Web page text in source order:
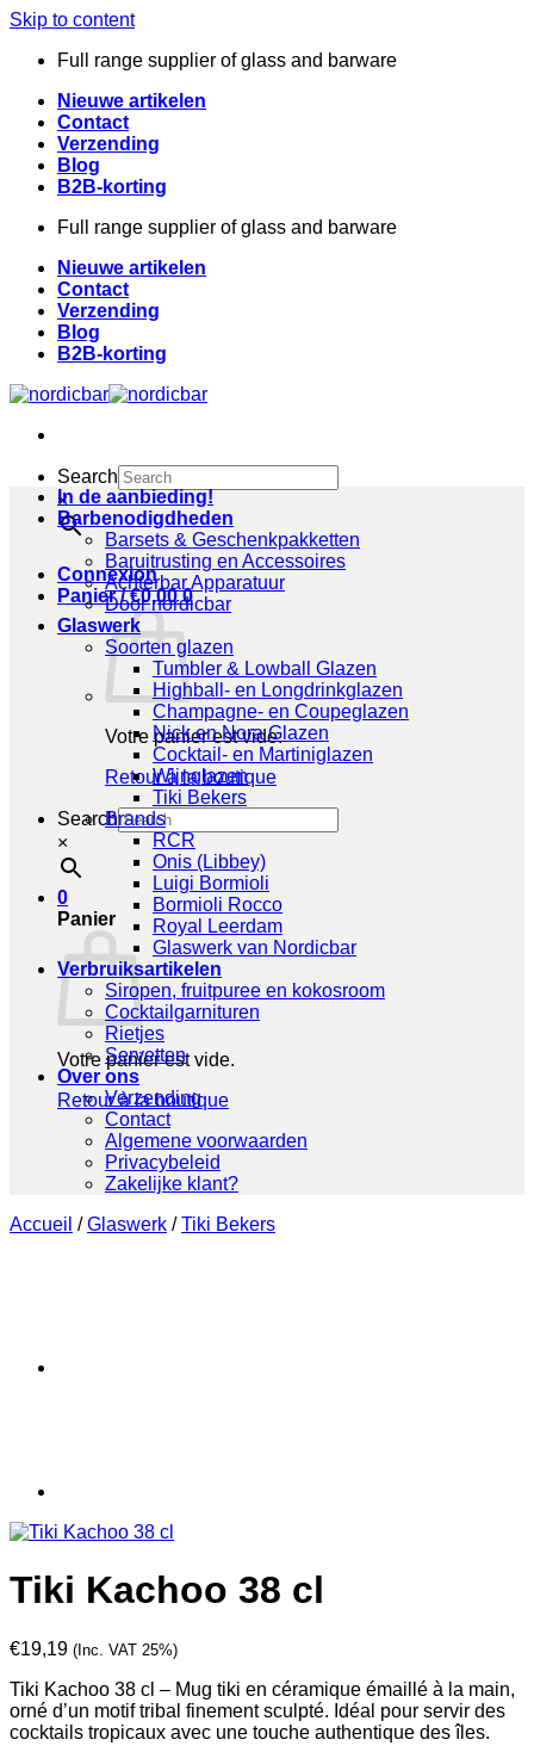
Skip to content
Full range supplier of glass and barware
Nieuwe artikelen
Contact
Verzending
Blog
B2B-korting
Full range supplier of glass and barware
Nieuwe artikelen
Contact
Verzending
Blog
B2B-korting
Search
×
Connexion
Panier /€0,00 0
Votre panier est vide.
Retour à la boutique
Search
×
0
Panier
Votre panier est vide.
Retour à la boutique
In de aanbieding!
Barbenodigdheden
Barsets & Geschenkpakketten
Baruitrusting en Accessoires
Achterbar Apparatuur
Door nordicbar
Glaswerk
Soorten glazen
Tumbler & Lowball Glazen
Highball- en Longdrinkglazen
Champagne- en Coupeglazen
Nick en Nora Glazen
Cocktail- en Martiniglazen
Wijnglazen
Tiki Bekers
Brands
RCR
Onis (Libbey)
Luigi Bormioli
Bormioli Rocco
Royal Leerdam
Glaswerk van Nordicbar
Verbruiksartikelen
Siropen, fruitpuree en kokosroom
Cocktailgarnituren
Rietjes
Servetten
Over ons
Verzending
Contact
Algemene voorwaarden
Privacybeleid
Zakelijke klant?
Accueil / Glaswerk / Tiki Bekers
Tiki Kachoo 38 cl
€19,19 (Inc. VAT 25%)
Tiki Kachoo 38 cl – Mug tiki en céramique émaillé à la main,
orné d’un motif tribal finement sculpté. Idéal pour servir des
cocktails tropicaux avec une touche authentique des îles.